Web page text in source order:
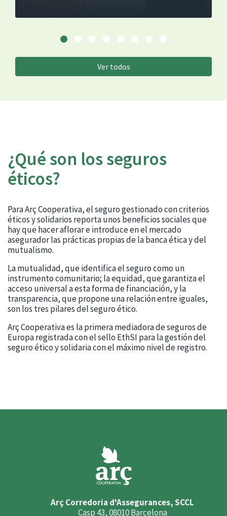
Ver todos
¿Qué son los seguros
éticos?
Para Arç Cooperativa, el seguro gestionado con criterios
éticos y solidarios reporta unos beneficios sociales que
hay que hacer aflorar e introduce en el mercado
asegurador las prácticas propias de la banca ética y del
mutualismo.
La mutualidad, que identifica el seguro como un
instrumento comunitario; la equidad, que garantiza el
acceso universal a esta forma de financiación, y la
transparencia, que propone una relación entre iguales,
son los tres pilares del seguro ético.
Arç Cooperativa es la primera mediadora de seguros de
Europa registrada con el sello EthSI para la gestión del
seguro ético y solidaria con el máximo nivel de registro.
Arç Corredoria d'Assegurances, SCCL
Casp 43, 08010 Barcelona